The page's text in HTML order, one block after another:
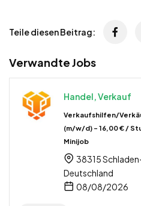
Teile diesen Beitrag:
Verwandte Jobs
Handel, Verkauf
Verkaufshilfen/
(m/w/d) – 16,00 € /
Minijob
38315
Deutschland
08/08/2026